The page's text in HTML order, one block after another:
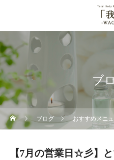
ブ
ブログ おすすめメニ
【7月の営業日☆彡】